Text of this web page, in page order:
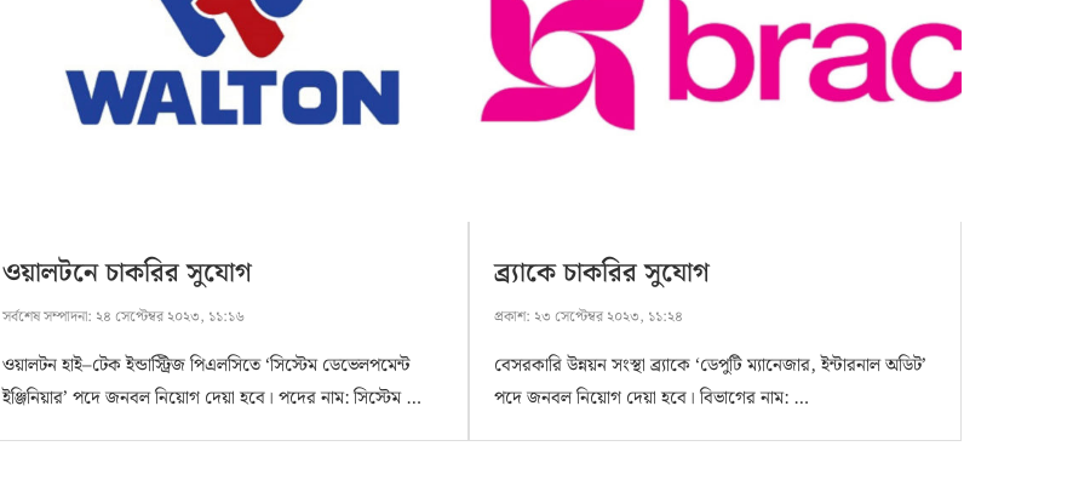
ওয়ালটনে চাকরির সুযোগ
সর্বশেষ সম্পাদনা: ২৪ সেপ্টেম্বর ২০২৩, ১১:১৬
ওয়ালটন হাই–টেক ইন্ডাস্ট্রিজ পিএলসিতে ‘সিস্টেম ডেভেলপমেন্ট
ইঞ্জিনিয়ার’ পদে জনবল নিয়োগ দেয়া হবে। পদের নাম: সিস্টেম …
ব্র্যাকে চাকরির সুযোগ
প্রকাশ: ২৩ সেপ্টেম্বর ২০২৩, ১১:২৪
বেসরকারি উন্নয়ন সংস্থা ব্র্যাকে ‘ডেপুটি ম্যানেজার, ইন্টারনাল অডিট’
পদে জনবল নিয়োগ দেয়া হবে। বিভাগের নাম: …